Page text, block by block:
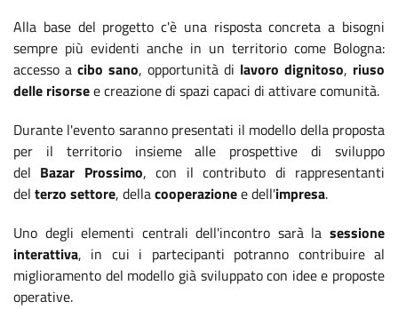
Alla base del progetto c'è una risposta concreta a bisogni
sempre più evidenti anche in un territorio come Bologna:
accesso a cibo sano, opportunità di lavoro dignitoso, riuso
delle risorsee creazione di spazi capaci di attivare comunità.
Durante l'evento saranno presentati il modello della proposta
per il territorio insieme alle prospettive di sviluppo
del Bazar Prossimo, con il contributo di rappresentanti
del terzo settore, dellacooperazionee dell'impresa.
Uno degli elementi centrali dell'incontro sarà la sessione
interattiva, in cui i partecipanti potranno contribuire al
miglioramento del modello già sviluppato con idee e proposte
operative.